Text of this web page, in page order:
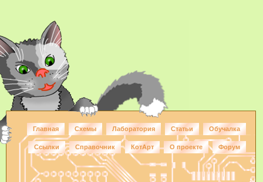
Главная Схемы Лаборатория Статьи Обучалка
Ссылки Справочник КотАрт О проекте Форум